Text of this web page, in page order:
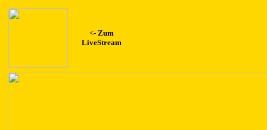
<- Zum
LiveStream